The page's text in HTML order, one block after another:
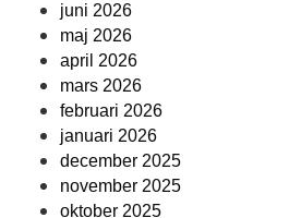
juni 2026
maj 2026
april 2026
mars 2026
februari 2026
januari 2026
december 2025
november 2025
oktober 2025